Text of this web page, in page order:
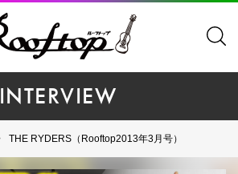
INTERVIEW
THE RYDERS（Rooftop2013年3月号）